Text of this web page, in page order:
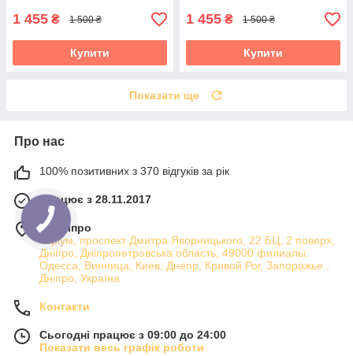
1 455 ₴ 1 500 ₴
Купити
1 455 ₴ 1 500 ₴
Купити
Показати ще
Про нас
100% позитивних з 370 відгуків за рік
Працює з 28.11.2017
м. Дніпро
Атріум, проспект Дмитра Яворницького, 22 БЦ, 2 поверх,
Дніпро, Дніпропетровська область, 49000 филиалы:
Одесса, Винница, Киев, Днепр, Кривой Рог, Запорожье ,
Дніпро, Україна
Контакти
Сьогодні працює з 09:00 до 24:00
Показати весь графік роботи